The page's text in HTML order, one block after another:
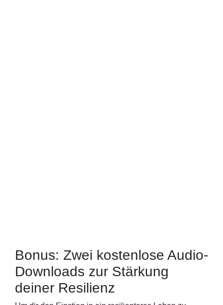
Bonus: Zwei kostenlose Audio-
Downloads zur Stärkung
deiner Resilienz